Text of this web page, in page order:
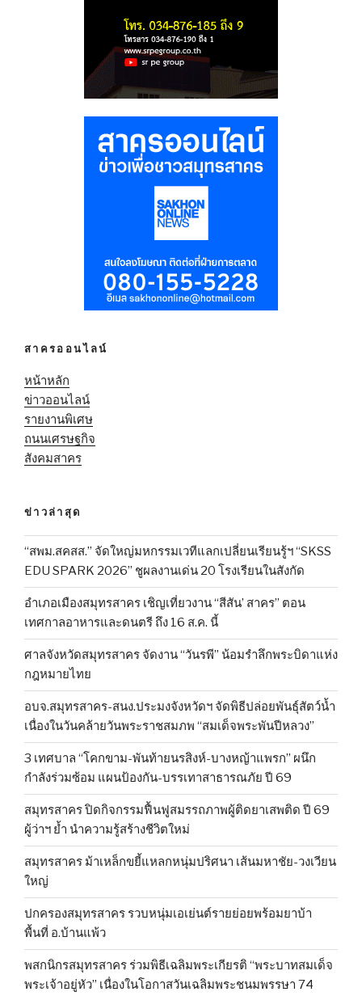
สาครออนไลน์
หน้าหลัก
ข่าวออนไลน์
รายงานพิเศษ
ถนนเศรษฐกิจ
สังคมสาคร
ข่าวล่าสุด
“สพม.สคสส.” จัดใหญ่มหกรรมเวทีแลกเปลี่ยนเรียนรู้ฯ “SKSS
EDU SPARK 2026” ชูผลงานเด่น 20 โรงเรียนในสังกัด
อำเภอเมืองสมุทรสาคร เชิญเที่ยวงาน “สีสัน’ สาคร” ตอน
เทศกาลอาหารและดนตรี ถึง 16 ส.ค. นี้
ศาลจังหวัดสมุทรสาคร จัดงาน “วันรพี” น้อมรำลึกพระบิดาแห่ง
กฎหมายไทย
อบจ.สมุทรสาคร-สนง.ประมงจังหวัดฯ จัดพิธีปล่อยพันธุ์สัตว์น้ำ
เนื่องในวันคล้ายวันพระราชสมภพ “สมเด็จพระพันปีหลวง”
3 เทศบาล “โคกขาม-พันท้ายนรสิงห์-บางหญ้าแพรก” ผนึก
กำลังร่วมซ้อม แผนป้องกัน-บรรเทาสาธารณภัย ปี 69
สมุทรสาคร ปิดกิจกรรมฟื้นฟูสมรรถภาพผู้ติดยาเสพติด ปี 69
ผู้ว่าฯ ย้ำ นำความรู้สร้างชีวิตใหม่
สมุทรสาคร ม้าเหล็กขยี้แหลกหนุ่มปริศนา เส้นมหาชัย-วงเวียน
ใหญ่
ปกครองสมุทรสาคร รวบหนุ่มเอเย่นต์รายย่อยพร้อมยาบ้า
พื้นที่ อ.บ้านแพ้ว
พสกนิกรสมุทรสาคร ร่วมพิธีเฉลิมพระเกียรติ “พระบาทสมเด็จ
พระเจ้าอยู่หัว” เนื่องในโอกาสวันเฉลิมพระชนมพรรษา 74